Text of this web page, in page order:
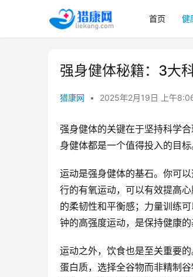
首页 健
强身健体秘籍：3大
猎康网 • 2025年2月19日 上午
强身健体的关键在于坚持科学
身健体都是一个值得投入的目标
运动是强身健体的基石。你可
行的有氧运动，可以有效提高
的柔韧性和平衡感；力量训练
钟的高强度运动，是保持健康的
运动之外，饮食也是至关重要
蛋白质，选择全谷物而非精制